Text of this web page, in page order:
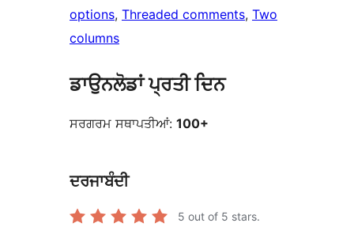
options, Threaded comments, Two
columns
ਡਾਉਨਲੋਡਾਂ ਪ੍ਰਤੀ ਦਿਨ
ਸਰਗਰਮ ਸਥਾਪਤੀਆਂ: 100+
ਦਰਜਾਬੰਦੀ
5 out of 5 stars.